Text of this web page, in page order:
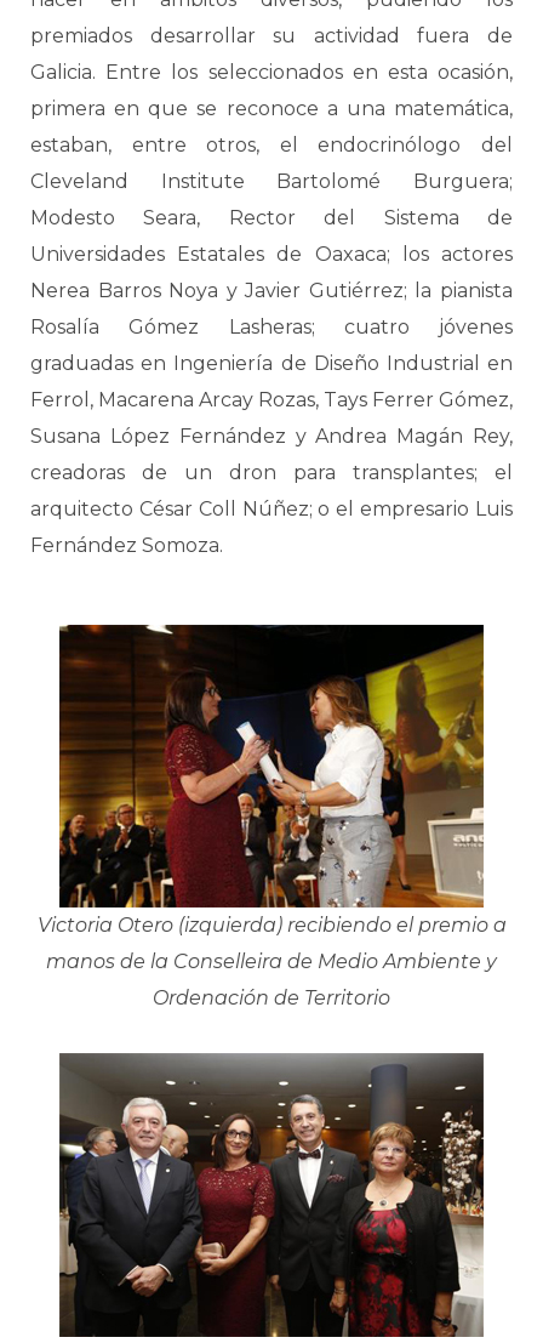
premiados desarrollar su actividad fuera de
Galicia. Entre los seleccionados en esta ocasión,
primera en que se reconoce a una matemática,
estaban, entre otros, el endocrinólogo del
Cleveland Institute Bartolomé Burguera;
Modesto Seara, Rector del Sistema de
Universidades Estatales de Oaxaca; los actores
Nerea Barros Noya y Javier Gutiérrez; la pianista
Rosalía Gómez Lasheras; cuatro jóvenes
graduadas en Ingeniería de Diseño Industrial en
Ferrol, Macarena Arcay Rozas, Tays Ferrer Gómez,
Susana López Fernández y Andrea Magán Rey,
creadoras de un dron para transplantes; el
arquitecto César Coll Núñez; o el empresario Luis
Fernández Somoza.
Victoria Otero (izquierda) recibiendo el premio a
manos de la Conselleira de Medio Ambiente y
Ordenación de Territorio